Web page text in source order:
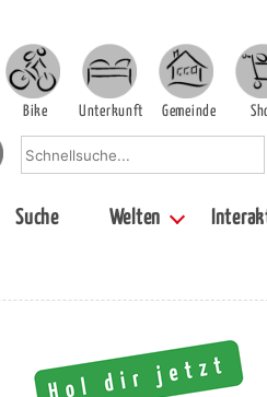
Bike Unterkunft Gemeinde
Suche Welten